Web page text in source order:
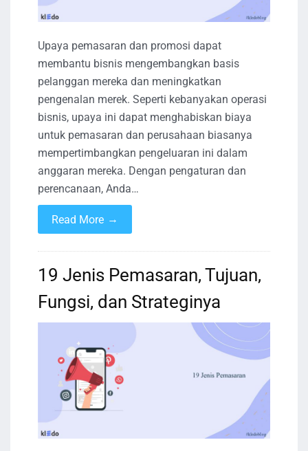
Upaya pemasaran dan promosi dapat
membantu bisnis mengembangkan basis
pelanggan mereka dan meningkatkan
pengenalan merek. Seperti kebanyakan operasi
bisnis, upaya ini dapat menghabiskan biaya
untuk pemasaran dan perusahaan biasanya
mempertimbangkan pengeluaran ini dalam
anggaran mereka. Dengan pengaturan dan
perencanaan, Anda…
Read More →
19 Jenis Pemasaran, Tujuan,
Fungsi, dan Strateginya